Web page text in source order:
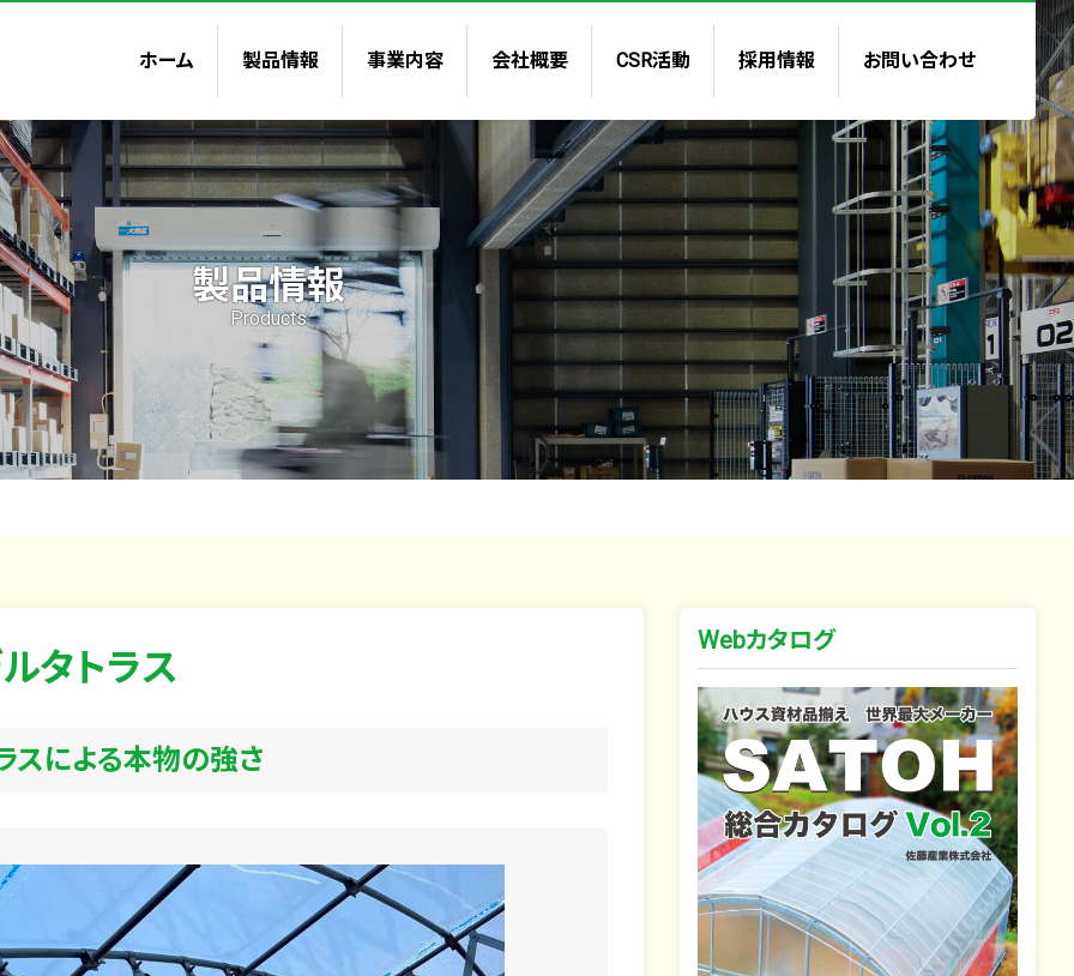
ホーム 製品情報 事業内容 会社概要
企業理念・ご挨拶
企業情報
沿革
CSR活動 採用情報 お問い合わせ
製品情報
Products
タトラス
スによる本物の強さ
Webカタログ